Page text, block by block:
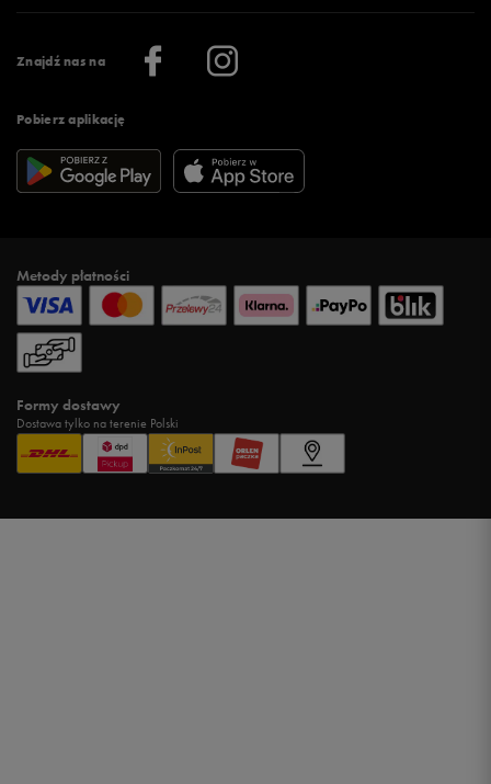
Znajdź nas na
Pobierz aplikację
Regulamin aplikacji 50 style
Więcej regulaminów >
Praca
Informacje o firmie
Metody płatności
Formy dostawy
Dostawa tylko na terenie Polski